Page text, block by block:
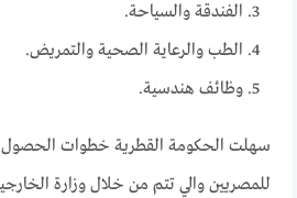
الفندقة والسياحة.
الطب والرعاية الصحية والتمريض.
وظائف هندسية.
سهلت الحكومة القطرية خطوات الحصول
للمصريين والي تتم من خلال وزارة